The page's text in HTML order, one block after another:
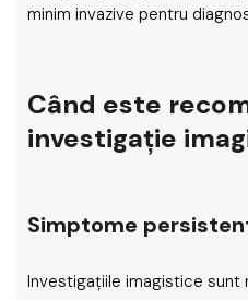
minim invazive pentru
Când este
investigație
Simptome
Investigațiile imagistice sunt